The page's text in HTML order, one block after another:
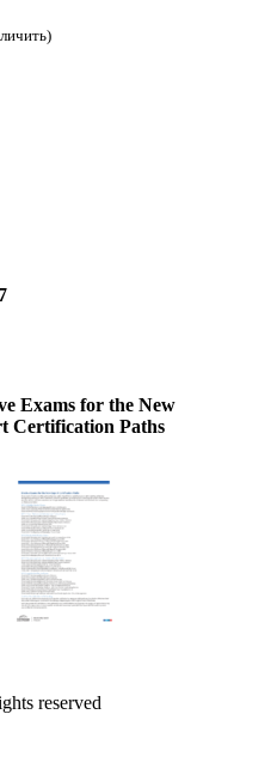
Exams for the New
Certification Paths
reserved